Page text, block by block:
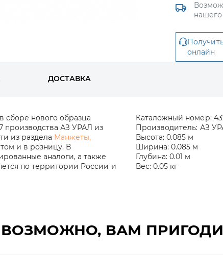
онлайн
ДОСТАВКА
сборе нового образца
производства АЗ УРАЛ из
из раздела Манжеты,
и в розницу. В
аналоги, а также
по территории России и
Каталожный номер:
Производитель: АЗ
Высота: 0.085 м
Ширина: 0.085 м
Глубина: 0.01 м
Вес: 0.05 кг
ВОЗМОЖНО, ВАМ